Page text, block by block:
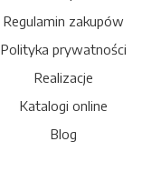
Regulamin zakupów
Polityka prywatności
Realizacje
Katalogi online
Blog